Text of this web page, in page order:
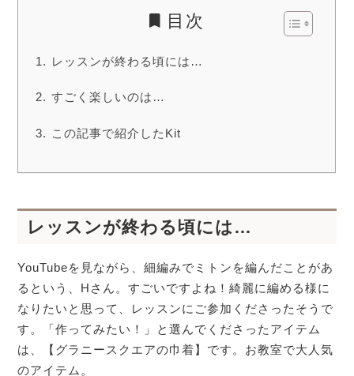
目次
レッスンが終わる頃には…
すごく楽しいのは…
この記事で紹介したKit
レッスンが終わる頃には…
YouTubeを見ながら、細編みでミトンを編んだことがあ
るという、Hさん。すごいですよね！綺麗に編める様に
なりたいと思って、レッスンにご参加くださったそうで
す。「作ってみたい！」と選んでくださったアイテム
は、【グラニースクエアの巾着】です。お教室で大人気
のアイテム。